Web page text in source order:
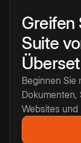
Greifen
Suite
Beginnen Sie
Dokumenten,
Websites und